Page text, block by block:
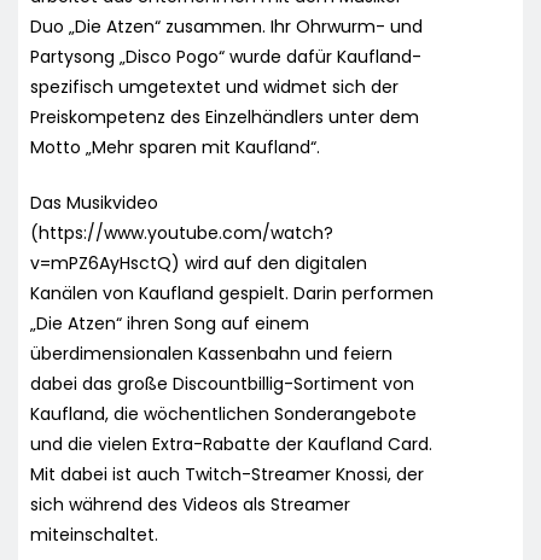
Duo „Die Atzen“ zusammen. Ihr Ohrwurm- und
Partysong „Disco Pogo“ wurde dafür Kaufland-
spezifisch umgetextet und widmet sich der
Preiskompetenz des Einzelhändlers unter dem
Motto „Mehr sparen mit Kaufland“.
Das Musikvideo
(https://www.youtube.com/watch?
v=mPZ6AyHsctQ) wird auf den digitalen
Kanälen von Kaufland gespielt. Darin performen
„Die Atzen“ ihren Song auf einem
überdimensionalen Kassenbahn und feiern
dabei das große Discountbillig-Sortiment von
Kaufland, die wöchentlichen Sonderangebote
und die vielen Extra-Rabatte der Kaufland Card.
Mit dabei ist auch Twitch-Streamer Knossi, der
sich während des Videos als Streamer
miteinschaltet.